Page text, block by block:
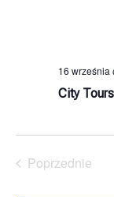
City
16 września
Poprzednie